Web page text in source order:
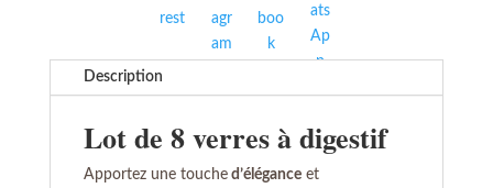
Description
Lot de 8 verres à digestif
Apportez une touched’éléganceet